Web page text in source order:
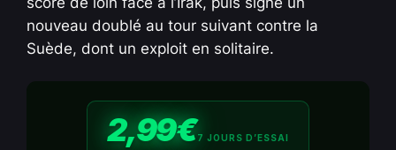
nouveau doublé au tour suivant contre la
Suède, dont un exploit en solitaire.
2,99€7 JOURS D’ESSAI